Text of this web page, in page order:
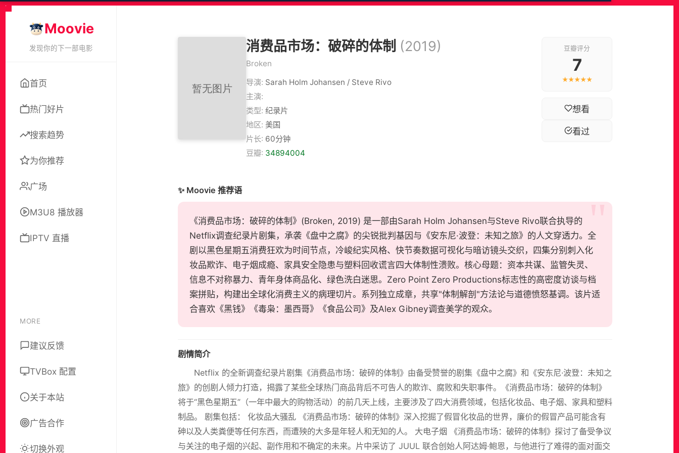
Moovie
发现你的下一部电影
首页
热门好片
搜索趋势
为你推荐
广场
M3U8 播放器
IPTV 直播
MORE
建议反馈
TVBox 配置
关于本站
广告合作
切换外观
消费品市场：破碎的体制 (2019)
Broken
导演: Sarah Holm Johansen / Steve Rivo
主演:
类型: 纪录片
地区: 美国
片长: 60分钟
豆瓣: 34894004
豆瓣评分
7
★★★★★
想看
看过
✨ Moovie 推荐语
《消费品市场：破碎的体制》(Broken, 2019) 是一部由Sarah Holm Johansen与Steve Rivo联合执导的
Netflix调查纪录片剧集，承袭《盘中之腐》的尖锐批判基因与《安东尼·波登：未知之旅》的人文穿透力。全
剧以黑色星期五消费狂欢为时间节点，冷峻纪实风格、快节奏数据可视化与暗访镜头交织，四集分别刺入化
妆品欺诈、电子烟成瘾、家具安全隐患与塑料回收谎言四大体制性溃败。核心母题：资本共谋、监管失灵、
信息不对称暴力、青年身体商品化、绿色洗白迷思。Zero Point Zero Productions标志性的高密度访谈与档
案拼贴，构建出全球化消费主义的病理切片。系列独立成章，共享"体制解剖"方法论与道德愤怒基调。该片适
合喜欢《黑钱》《毒枭：墨西哥》《食品公司》及Alex Gibney调查美学的观众。
剧情简介
Netflix 的全新调查纪录片剧集《消费品市场：破碎的体制》由备受赞誉的剧集《盘中之腐》和《安东尼·波登：未知之
旅》的创剧人倾力打造，揭露了某些全球热门商品背后不可告人的欺诈、腐败和失职事件。《消费品市场：破碎的体制》
将于“黑色星期五”（一年中最大的购物活动）的前几天上线，主要涉及了四大消费领域，包括化妆品、电子烟、家具和塑料
制品。 剧集包括： 化妆品大骚乱 《消费品市场：破碎的体制》深入挖掘了假冒化妆品的世界，廉价的假冒产品可能含有
砷以及人类粪便等任何东西，而遭殃的大多是年轻人和无知的人。 大电子烟 《消费品市场：破碎的体制》探讨了备受争议
与关注的电子烟的兴起、副作用和不确定的未来。片中采访了 JUUL 联合创始人阿达姆·鲍恩，与他进行了难得的面对面交